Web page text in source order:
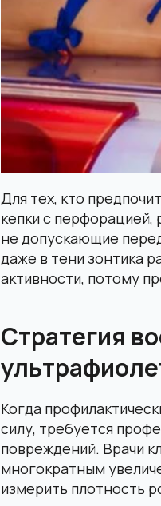
Для тех, кто
кепки с
не допускающие
даже в тени зонтика
активности, потому
Стратегия
Когда
силу, требуется
повреждений. Врачи
многократным
измерить плотность